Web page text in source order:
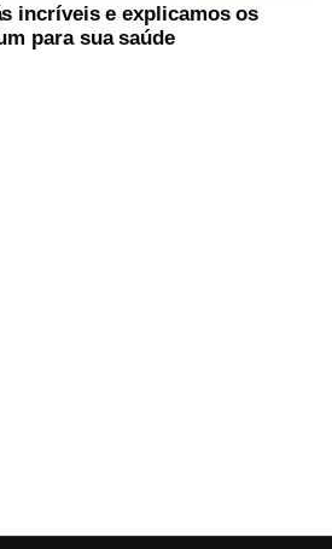
incríveis e explicamos os
para sua saúde